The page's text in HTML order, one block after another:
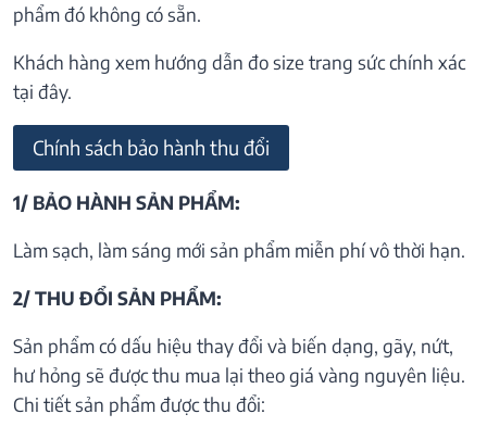
phẩm đó không có sẵn.
Khách hàng xem hướng dẫn đo size trang sức chính xác
tại đây.
Chính sách bảo hành thu đổi
1/ BẢO HÀNH SẢN PHẨM:
Làm sạch, làm sáng mới sản phẩm miễn phí vô thời hạn.
2/ THU ĐỔI SẢN PHẨM:
Sản phẩm có dấu hiệu thay đổi và biến dạng, gãy, nứt,
hư hỏng sẽ được thu mua lại theo giá vàng nguyên liệu.
Chi tiết sản phẩm được thu đổi: